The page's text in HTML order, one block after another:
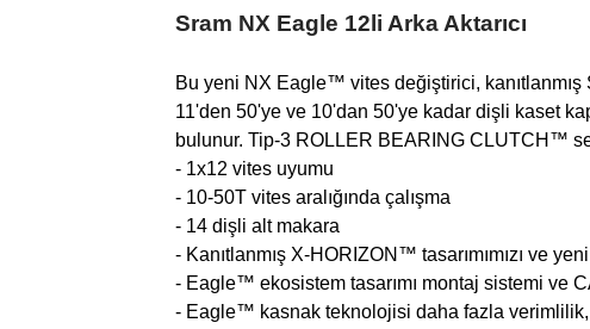
Sram NX Eagle 12li Arka Aktarıcı
Bu yeni NX Eagle™ vites değiştirici,
11'den 50'ye ve 10'dan 50'ye kadar dişli kaset
bulunur. Tip-3 ROLLER BEARING CLUTCH™
- 1x12 vites uyumu
- 10-50T vites aralığında çalışma
- 14 dişli alt makara
- Kanıtlanmış X-HORIZON™ tasarımımızı ve
- Eagle™ ekosistem tasarımı montaj sistemi ve
- Eagle™ kasnak teknolojisi daha fazla